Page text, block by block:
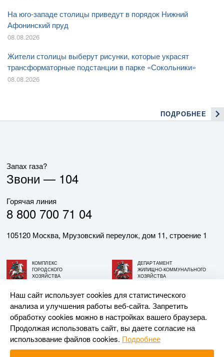
На юго-западе столицы приведут в порядок Нижний
Афонинский пруд
08.08.2026
Жители столицы выберут рисунки, которые украсят
трансформаторные подстанции в парке «Сокольники»
08.08.2026
ПОДРОБНЕЕ
Запах газа?
Звони — 104
Горячая линия
8 800 700 71 04
105120 Москва, Мрузовский переулок, дом 11, строение 1
КОМПЛЕКС
ГОРОДСКОГО
ХОЗЯЙСТВА
ДЕПАРТАМЕНТ
ЖИЛИЩНО-КОММУНАЛЬНОГО
ХОЗЯЙСТВА
© АО «МОСГАЗ», 2026. При использовании материалов
ссылка на сайт обязательна.
Разработка и поддержка —Upriver
Наш сайт использует cookies для статистического
анализа и улучшения работы веб-сайта. Запретить
обработку cookies можно в настройках вашего браузера.
Продолжая использовать сайт, вы даете согласие на
использование файлов cookies. Подробнее